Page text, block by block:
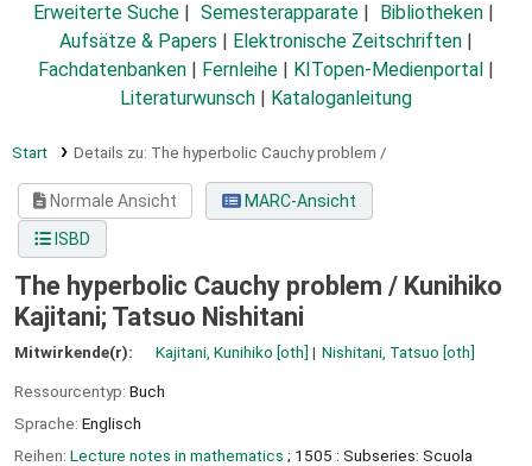
Erweiterte Suche Semesterapparate
Bibliotheken
Aufsätze & Papers
Elektronische Zeitschriften
Fachdatenbanken
Fernleihe KITopen-Medienportal
Literaturwunsch
Kataloganleitung
Start Details zu: The hyperbolic Cauchy problem /
Normale Ansicht
MARC-Ansicht
ISBD
The hyperbolic Cauchy problem / Kunihiko
Kajitani; Tatsuo Nishitani
Mitwirkende(r): Kajitani, Kunihiko [oth] Nishitani, Tatsuo [oth]
Ressourcentyp: Buch
Sprache: Englisch
Reihen: Lecture notes in mathematics ; 1505 : Subseries: Scuola